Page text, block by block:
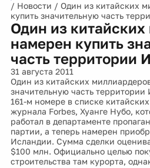
/ Новости / Один из китайских
купить значительную часть
Один из
намерен купить
часть территории
31 августа 2011
Один из китайских
значительную часть территории
161-м номере в списке
журнала Forbes, Хуанге Нубо,
работал в департаменте
партии, а теперь намерен
Исландии. Сумма сделки
$100 млн. Официально целью
строительства там курорта,